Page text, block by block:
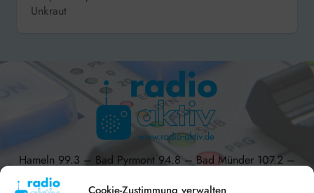
Cookie-Zustimmung verwalten
Dörpe: Carport-Brand durch Abflämmen von
Hameln 99.3 – Bad Pyrmont 94.8 – Bad Münder 107.2 –